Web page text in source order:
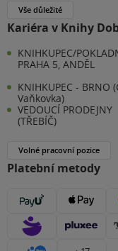
Vše důležité
Kariéra v Knihy
KNIHKUPEC/
PRAHA 5, ANDĚL
KNIHKUPEC - BRNO
Vaňkovka)
VEDOUCÍ PRODEJNY
(TŘEBÍČ)
Volné pracovní pozice
Platební metody